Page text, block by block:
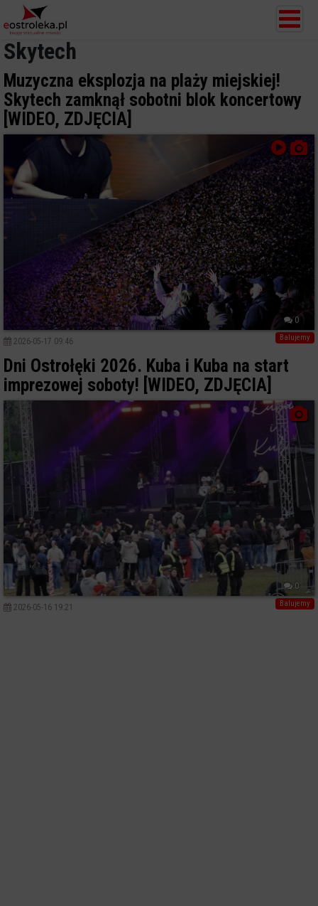
Skytech
Muzyczna eksplozja na plaży miejskiej!
Skytech zamknął sobotni blok koncertowy
[WIDEO, ZDJĘCIA]
0
Balujemy
2026-05-17 09:46
Dni Ostrołęki 2026. Kuba i Kuba na start
imprezowej soboty! [WIDEO, ZDJĘCIA]
0
Balujemy
2026-05-16 19:21